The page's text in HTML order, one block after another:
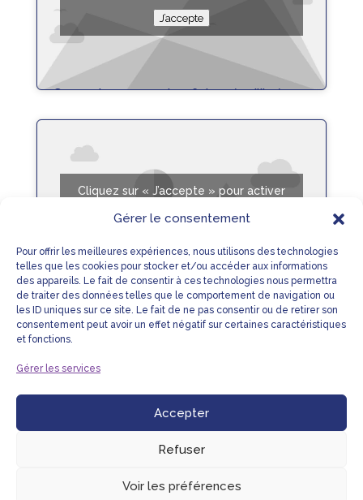
Gérer le consentement
Pour offrir les meilleures expériences, nous utilisons des technologies
telles que les cookies pour stocker et/ou accéder aux informations
des appareils. Le fait de consentir à ces technologies nous permettra
de traiter des données telles que le comportement de navigation ou
les ID uniques sur ce site. Le fait de ne pas consentir ou de retirer son
consentement peut avoir un effet négatif sur certaines caractéristiques
et fonctions.
Gérer les services
Accepter
Refuser
Voir les préférences
Gaspacho concombre feta – équilibrée
J’accepte
Roses des sables nid de Pâques – enrichie
Cliquez sur « J’accepte » pour activer
J’accepte
MENTIONS LÉGALES
NOUS CONTACTER